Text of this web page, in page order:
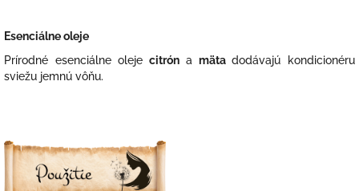
Esenciálne oleje
Prírodné esenciálne oleje citrón amätadodávajú kondicionéru
sviežu jemnú vôňu.